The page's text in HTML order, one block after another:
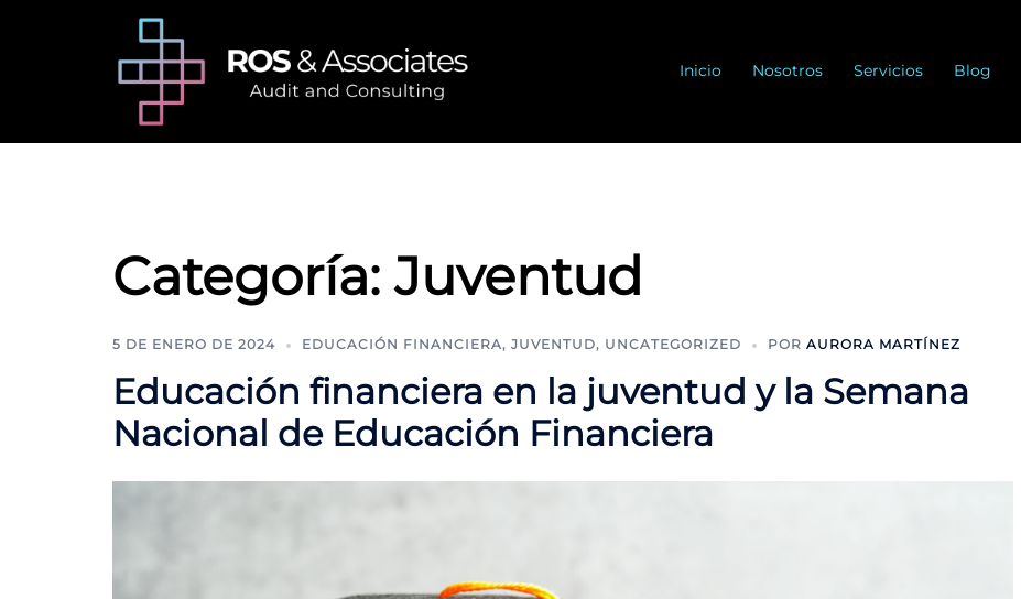
Inicio Nosotros Servicios Blog
Categoría:Juventud
5 DE ENERO DE 2024 EDUCACIÓN FINANCIERA, JUVENTUD, UNCATEGORIZED POR AURORA MARTÍNEZ
Educación financiera en la juventud y la Semana
Nacional de Educación Financiera